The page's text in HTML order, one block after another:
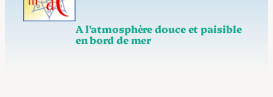
A l'atmosphère douce et paisible
en bord de mer